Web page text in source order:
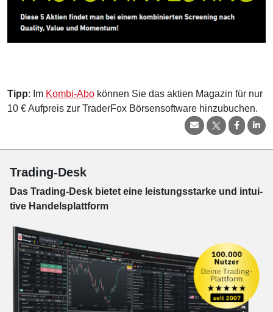
Tipp: Im Kombi-Abo können Sie das aktien Magazin für nur
10 € Aufpreis zur TraderFox Börsensoftware hinzubuchen.
Trading-Desk
Das Trading-Desk bie­tet eine leis­tungs­star­ke und in­tui­
tive Han­dels­platt­form